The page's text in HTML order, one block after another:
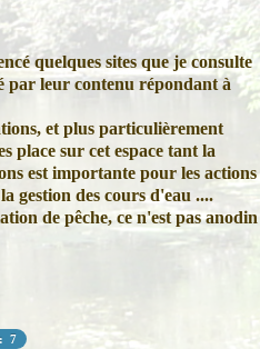
quelques sites que je consulte
leur contenu répondant à
et plus particulièrement
place sur cet espace tant la
est importante pour les actions
gestion des cours d'eau ....
de pêche, ce n'est pas anodin
: 7